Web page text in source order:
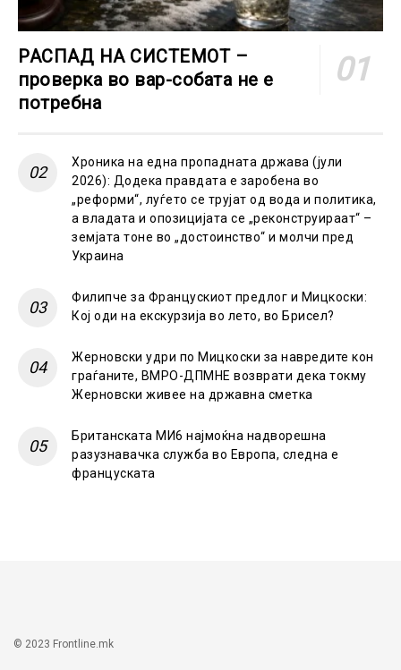
РАСПАД НА СИСТЕМОТ –
проверка во вар-собата не е
потребна
Хроника на една пропадната држава (јули
2026): Додека правдата е заробена во
„реформи“, луѓето се трујат од вода и политика,
а владата и опозицијата се „реконструираат“ –
земјата тоне во „достоинство“ и молчи пред
Украина
Филипче за Францускиот предлог и Мицкоски:
Кој оди на екскурзија во лето, во Брисел?
Жерновски удри по Мицкоски за навредите кон
граѓаните, ВМРО-ДПМНЕ возврати дека токму
Жерновски живее на државна сметка
Британската МИ6 најмоќна надворешна
разузнавачка служба во Европа, следна е
француската
© 2023 Frontline.mk